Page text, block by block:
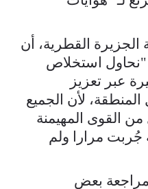
القطرية، أن
"نحاول استخلاص
عبر تعزيز
المنطقة، لأن الجميع
القوى المهيمنة
جُربت مرارا ولم
بعض